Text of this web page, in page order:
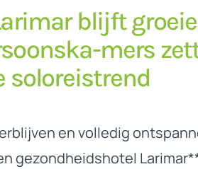
blijft
mers
soloreistrend
en volledig
gezondheidshotel